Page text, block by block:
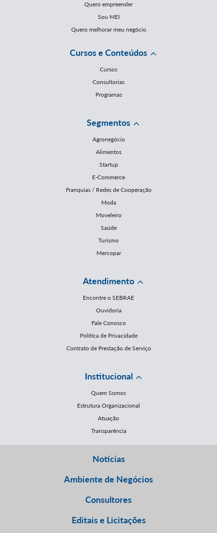
Quero empreender
Sou MEI
Quero melhorar meu negócio
Cursos e Conteúdos
Cursos
Consultorias
Programas
Segmentos
Agronegócio
Alimentos
Startup
E-Commerce
Franquias / Redes de Cooperação
Moda
Moveleiro
Saúde
Turismo
Mercopar
Atendimento
Encontre o SEBRAE
Ouvidoria
Fale Conosco
Política de Privacidade
Contrato de Prestação de Serviço
Institucional
Quem Somos
Estrutura Organizacional
Atuação
Transparência
Notícias
Ambiente de Negócios
Consultores
Editais e Licitações